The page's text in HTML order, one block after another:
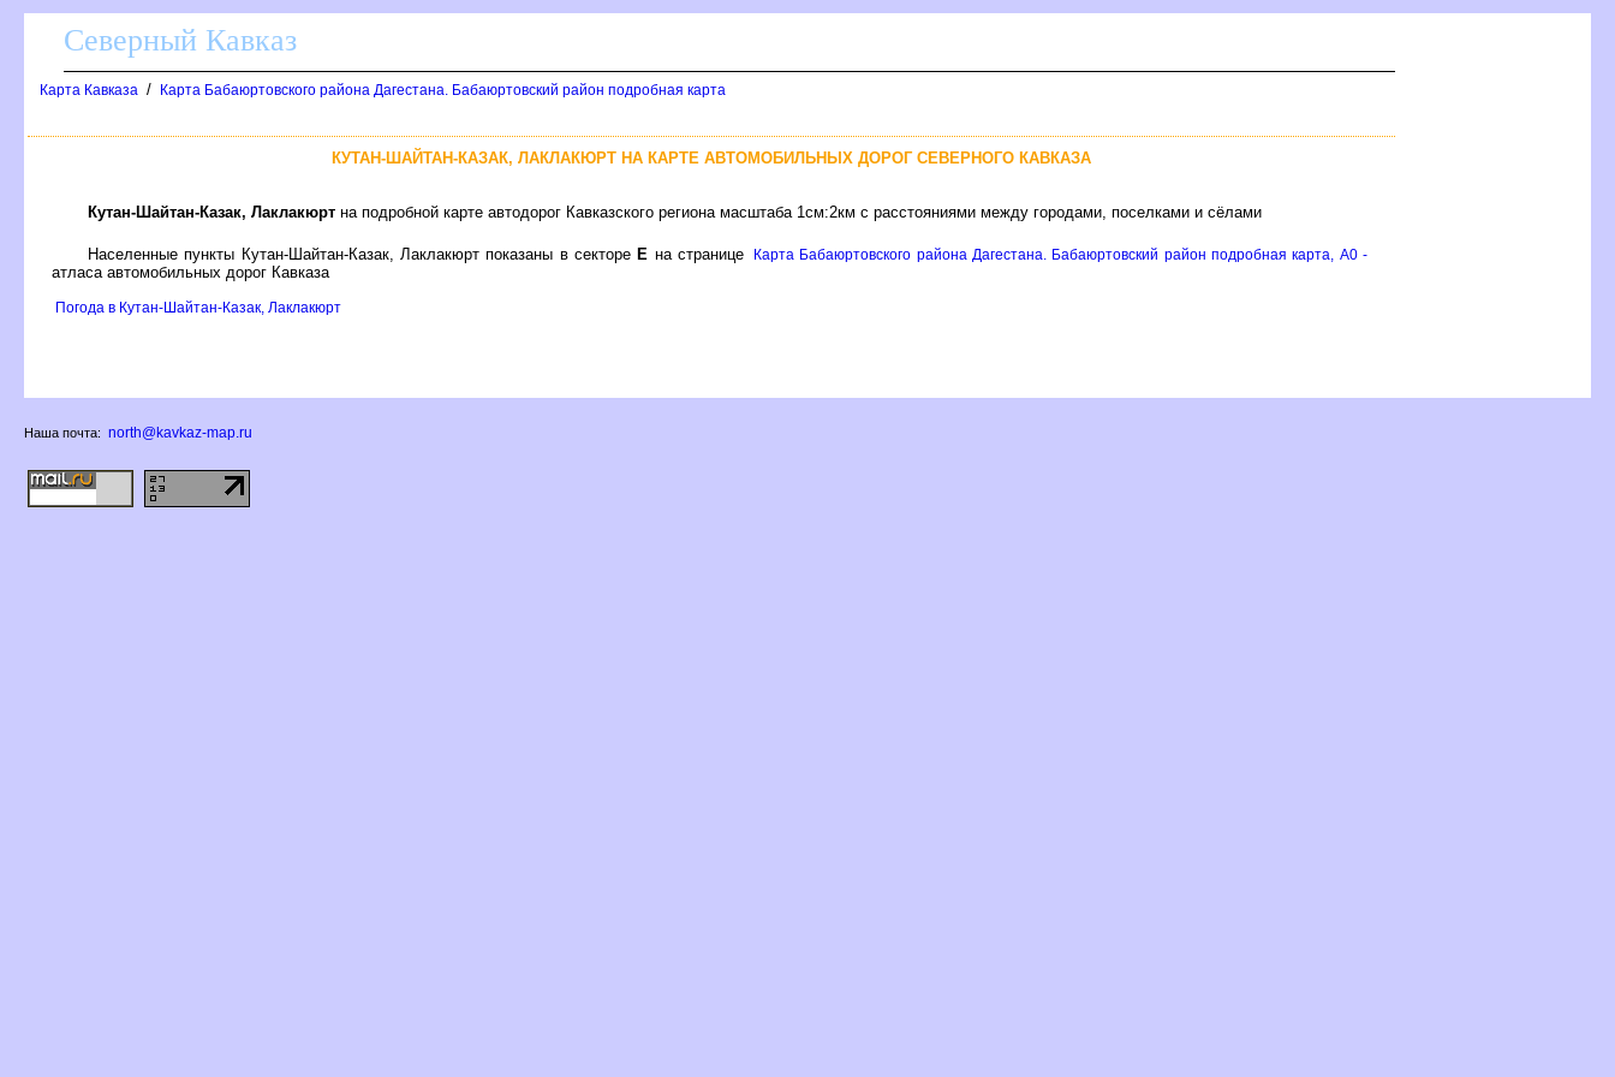
Северный Кавказ
Карта Кавказа / Карта Бабаюртовского района Дагестана. Бабаюртовский район подробная карта
КУТАН-ШАЙТАН-КАЗАК, ЛАКЛАКЮРТ НА КАРТЕ АВТОМОБИЛЬНЫХ ДОРОГ СЕВЕРНОГО КАВКАЗА
Кутан-Шайтан-Казак, Лаклакюрт на подробной карте автодорог Кавказского региона масштаба 1см:2км с расстояниями между городами, поселками и сёлами
Населенные пункты Кутан-Шайтан-Казак, Лаклакюрт показаны в сектореЕ на странице Карта Бабаюртовского района Дагестана. Бабаюртовский район подробная карта, A0 -
атласа автомобильных дорог Кавказа
Погода в Кутан-Шайтан-Казак, Лаклакюрт
Наша почта: north@kavkaz-map.ru